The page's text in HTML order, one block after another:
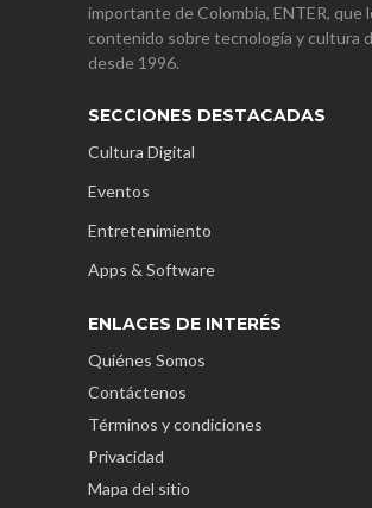
importante de Colombia, ENTER, que
contenido sobre tecnología y cultura
desde 1996.
SECCIONES DESTACADAS
Cultura Digital
Eventos
Entretenimiento
Apps & Software
ENLACES DE INTERÉS
Quiénes Somos
Contáctenos
Términos y condiciones
Privacidad
Mapa del sitio